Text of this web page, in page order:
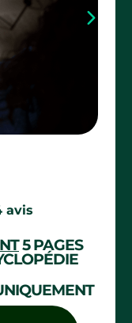
avis
5 PAGES